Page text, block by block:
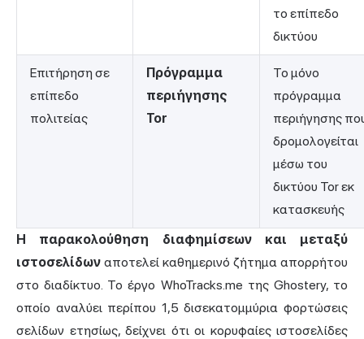
το επίπεδο
δικτύου
Επιτήρηση σε
επίπεδο
πολιτείας
Πρόγραμμα
περιήγησης
Tor
Το μόνο
πρόγραμμα
περιήγησης
δρομολογείται
μέσω του
δικτύου Tor εκ
κατασκευής
Η παρακολούθηση διαφημίσεων και μεταξύ
ιστοσελίδων αποτελεί καθημερινό ζήτημα απορρήτου
στο διαδίκτυο. Το έργο WhoTracks.me της Ghostery, το
οποίο αναλύει περίπου 1,5 δισεκατομμύρια φορτώσεις
σελίδων ετησίως, δείχνει ότι οι κορυφαίες ιστοσελίδες